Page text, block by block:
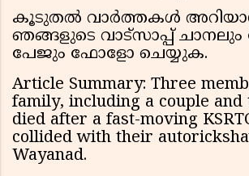
കൂടുതൽ വാർത്തകൾ
ഞങ്ങളുടെ വാട്സാപ്പ്
പേജും ഫോളോ ചെയ്യുക.
Article Summary: Three
family, including a couple and
died after a fast-moving
collided with their
Wayanad.